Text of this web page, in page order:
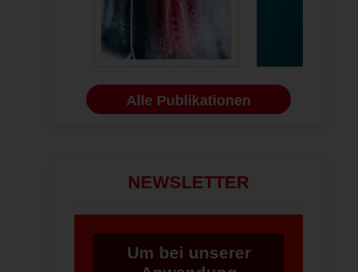
Alle Publikationen
NEWSLETTER
Um bei unserer